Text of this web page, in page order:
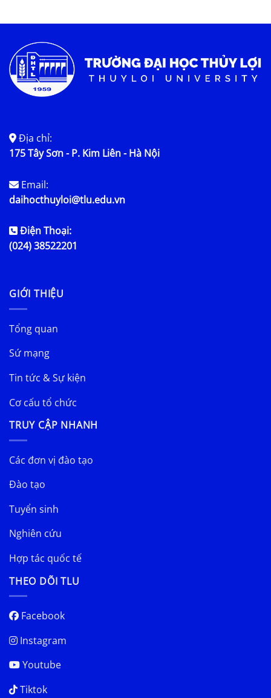
Tin tức chung
Địa chỉ:
175 Tây Sơn - P. Kim Liên - Hà Nội
Email:
daihocthuyloi@tlu.edu.vn
Điện Thoại:
(024) 38522201
GIỚI THIỆU
Tổng quan
Sứ mạng
Tin tức & Sự kiện
Cơ cấu tổ chức
TRUY CẬP NHANH
Các đơn vị đào tạo
Đào tạo
Tuyển sinh
Nghiên cứu
Hợp tác quốc tế
THEO DÕI TLU
Facebook
Instagram
Youtube
Tiktok